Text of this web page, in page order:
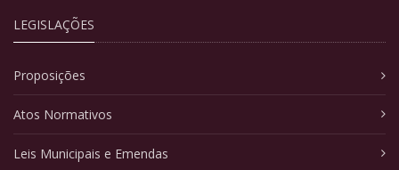
LEGISLAÇÕES
Proposições
Atos Normativos
Leis Municipais e Emendas